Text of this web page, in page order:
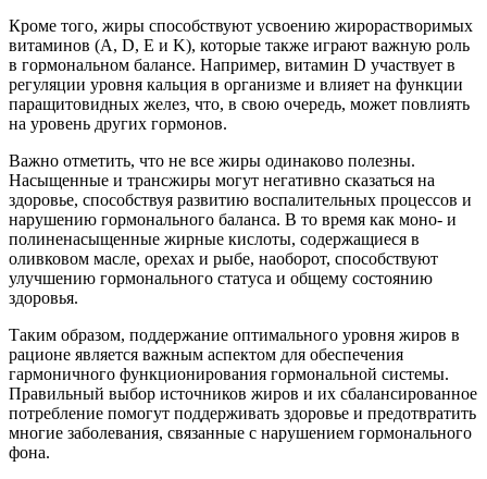
Кроме того, жиры способствуют усвоению жирорастворимых
витаминов (A, D, E и K), которые также играют важную роль
в гормональном балансе. Например, витамин D участвует в
регуляции уровня кальция в организме и влияет на функции
паращитовидных желез, что, в свою очередь, может повлиять
на уровень других гормонов.
Важно отметить, что не все жиры одинаково полезны.
Насыщенные и трансжиры могут негативно сказаться на
здоровье, способствуя развитию воспалительных процессов и
нарушению гормонального баланса. В то время как моно- и
полиненасыщенные жирные кислоты, содержащиеся в
оливковом масле, орехах и рыбе, наоборот, способствуют
улучшению гормонального статуса и общему состоянию
здоровья.
Таким образом, поддержание оптимального уровня жиров в
рационе является важным аспектом для обеспечения
гармоничного функционирования гормональной системы.
Правильный выбор источников жиров и их сбалансированное
потребление помогут поддерживать здоровье и предотвратить
многие заболевания, связанные с нарушением гормонального
фона.